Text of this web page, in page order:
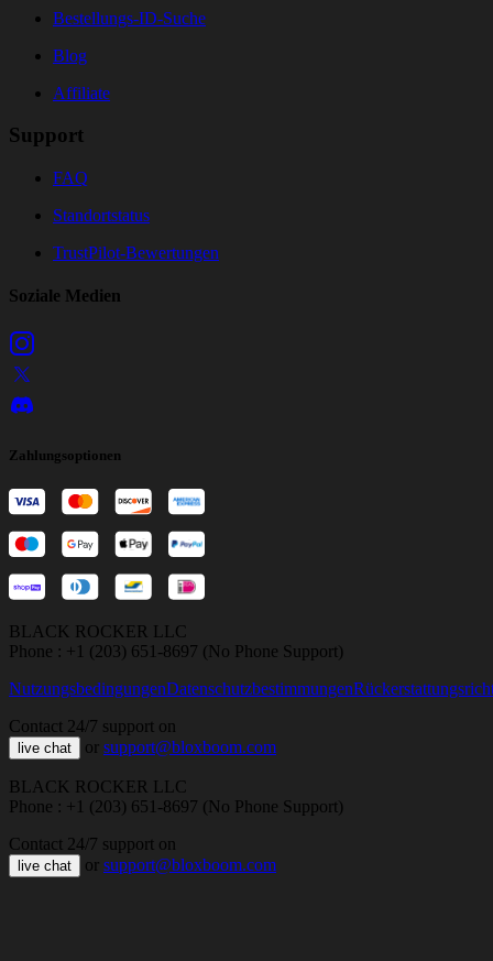
Bestellungs-ID-Suche
Blog
Affiliate
Support
FAQ
Standortstatus
TrustPilot-Bewertungen
Soziale Medien
Zahlungsoptionen
BLACK ROCKER LLC
Phone : +1 (203) 651-8697 (No Phone Support)
NutzungsbedingungenDatenschutzbestimmungen
Contact 24/7 support on
live chat or support@bloxboom.com
BLACK ROCKER LLC
Phone : +1 (203) 651-8697 (No Phone Support)
Contact 24/7 support on
live chat or support@bloxboom.com